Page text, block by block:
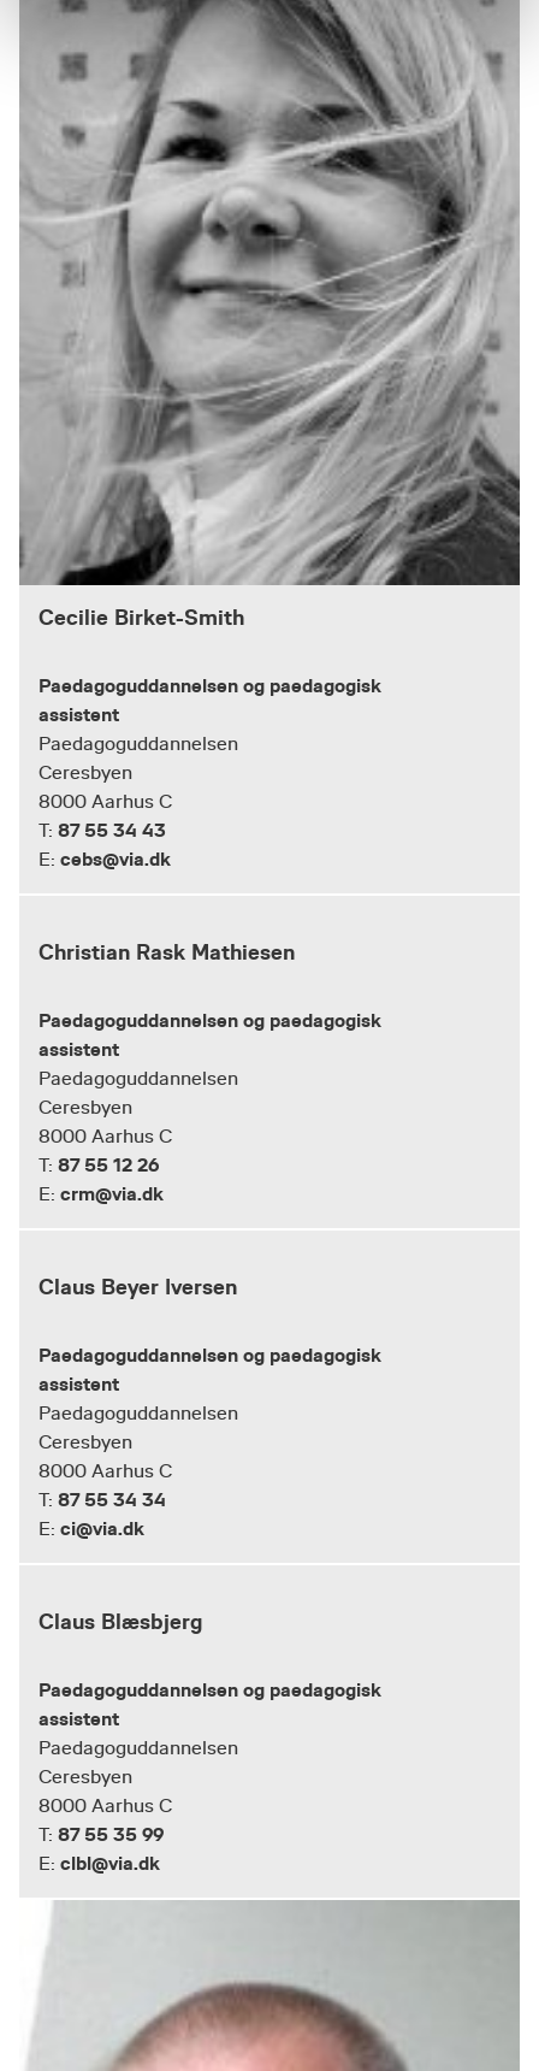
Cecilie Birket-Smith
Paedagoguddannelsen og paedagogisk
assistent
Paedagoguddannelsen
Ceresbyen
8000 Aarhus C
T: 87 55 34 43
E: cebs@via.dk
Christian Rask Mathiesen
Paedagoguddannelsen og paedagogisk
assistent
Paedagoguddannelsen
Ceresbyen
8000 Aarhus C
T: 87 55 12 26
E: crm@via.dk
Claus Beyer Iversen
Paedagoguddannelsen og paedagogisk
assistent
Paedagoguddannelsen
Ceresbyen
8000 Aarhus C
T: 87 55 34 34
E: ci@via.dk
Claus Blæsbjerg
Paedagoguddannelsen og paedagogisk
assistent
Paedagoguddannelsen
Ceresbyen
8000 Aarhus C
T: 87 55 35 99
E: clbl@via.dk